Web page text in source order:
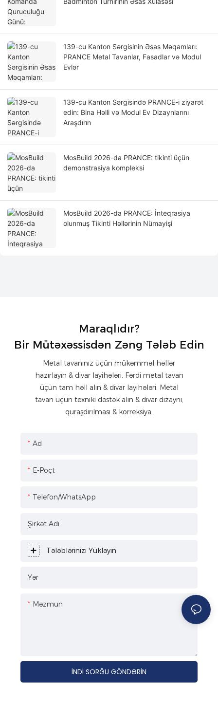
139-cu Kanton Sərgisinin Əsas Məqamları:
PRANCE Metal Tavanlar, Fasadlar və Modul
Evlər
139-cu Kanton Sərgisində PRANCE-i ziyarət
edin: Bina Həlli və Modul Ev Dizaynlarını
Araşdırın
MosBuild 2026-da PRANCE: tikinti üçün
demonstrasiya kompleksi
MosBuild 2026-da PRANCE: İnteqrasiya
olunmuş Tikinti Həllərinin Nümayişi
Maraqlıdır?
Bir Mütəxəssisdən Zəng Tələb Edin
Metal tavanınız üçün mükəmməl həllər
hazırlayın & divar layihələri. Fərdi metal tavan
üçün tam həll alın & divar layihələri. Metal
tavan üçün texniki dəstək alın & divar dizaynı,
quraşdırılması & korreksiya.
Ad
E-Poçt
Telefon/WhatsApp
Şirkət Adı
Tələblərinizi Yükləyin
Yər
Məzmun
İNDI SORĞU GÖNDƏRIN